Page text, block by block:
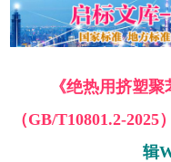
《绝热用挤塑
（GB/T10801.2-2025
辑